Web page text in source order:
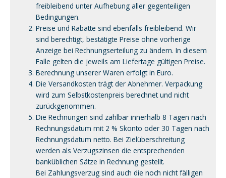
freibleibend unter Aufhebung aller gegenteiligen
Bedingungen.
Preise und Rabatte sind ebenfalls freibleibend. Wir
sind berechtigt, bestätigte Preise ohne vorherige
Anzeige bei Rechnungserteilung zu ändern. In diesem
Falle gelten die jeweils am Liefertage gültigen Preise.
Berechnung unserer Waren erfolgt in Euro.
Die Versandkosten trägt der Abnehmer. Verpackung
wird zum Selbstkostenpreis berechnet und nicht
zurückgenommen.
Die Rechnungen sind zahlbar innerhalb 8 Tagen nach
Rechnungsdatum mit 2 % Skonto oder 30 Tagen nach
Rechnungsdatum netto. Bei Zielüberschreitung
werden als Verzugszinsen die entsprechenden
banküblichen Sätze in Rechnung gestellt.
Bei Zahlungsverzug sind auch die noch nicht fälligen